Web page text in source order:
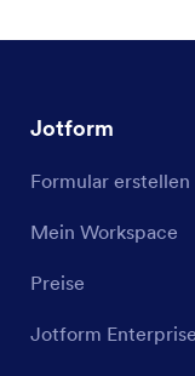
Jotform
Formular erstellen
Mein Workspace
Preise
Jotform Enterprise